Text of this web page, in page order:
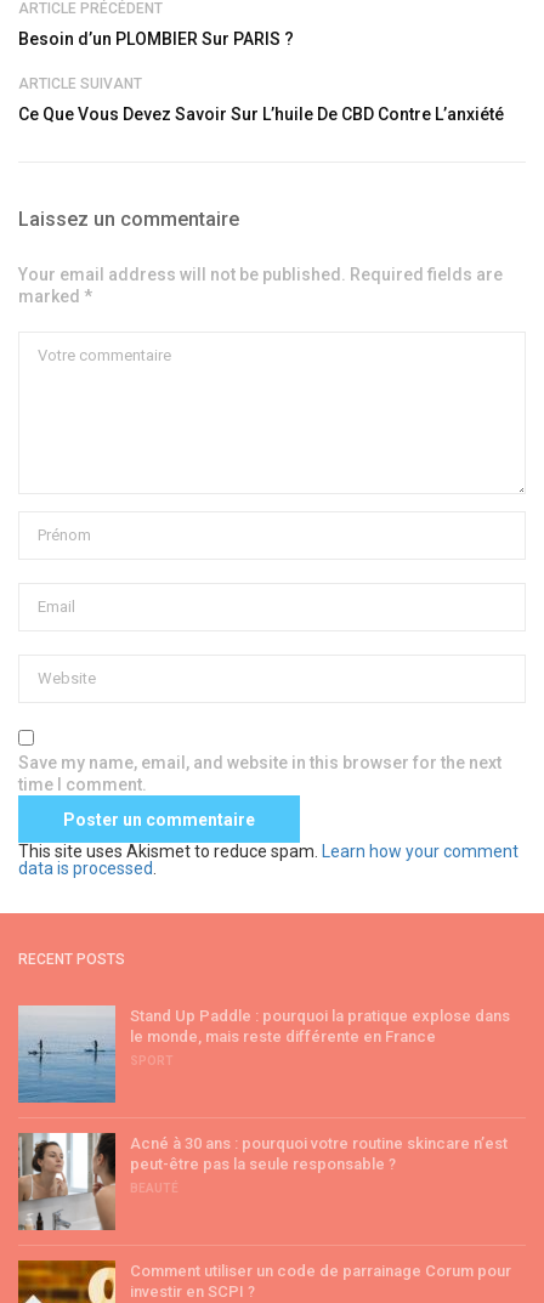
ARTICLE PRÉCÉDENT
Besoin d’un PLOMBIER Sur PARIS ?
ARTICLE SUIVANT
Ce Que Vous Devez Savoir Sur L’huile De CBD Contre L’anxiété
Laissez un commentaire
Your email address will not be published. Required fields are
marked *
Save my name, email, and website in this browser for the next
time I comment.
This site uses Akismet to reduce spam.
Learn how your comment
data is processed
RECENT POSTS
Stand Up Paddle : pourquoi la pratique explose dans
le monde, mais reste différente en France
SPORT
Acné à 30 ans : pourquoi votre routine skincare n’est
peut-être pas la seule responsable ?
BEAUTÉ
Comment utiliser un code de parrainage Corum pour
investir en SCPI ?